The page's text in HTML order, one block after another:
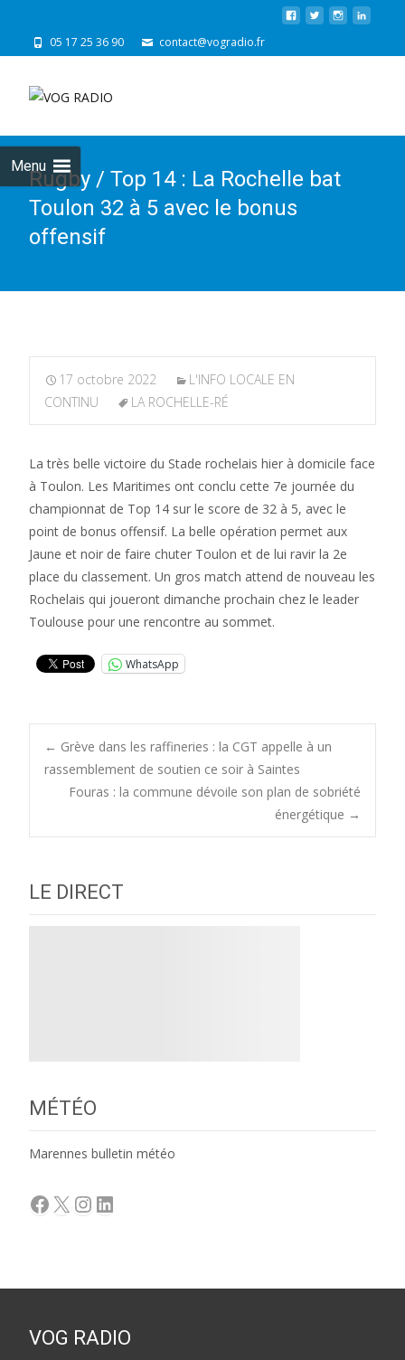
05 17 25 36 90 contact@vogradio.fr
Menu
Rugby / Top 14 : La Rochelle bat
Toulon 32 à 5 avec le bonus
offensif
17 octobre 2022
L'INFO LOCALE EN
CONTINU
LA ROCHELLE-RÉ
La très belle victoire du Stade rochelais hier à domicile face
à Toulon. Les Maritimes ont conclu cette 7e journée du
championnat de Top 14 sur le score de 32 à 5, avec le
point de bonus offensif. La belle opération permet aux
Jaune et noir de faire chuter Toulon et de lui ravir la 2e
place du classement. Un gros match attend de nouveau les
Rochelais qui joueront dimanche prochain chez le leader
Toulouse pour une rencontre au sommet.
WhatsApp
Post
← Grève dans les raffineries : la CGT appelle à un
rassemblement de soutien ce soir à Saintes
Fouras : la commune dévoile son plan de sobriété
énergétique →
LE DIRECT
MÉTÉO
Marennes bulletin météo
Facebook
X Instagram
LinkedIn
VOG RADIO